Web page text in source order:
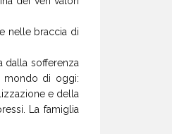
nelle braccia di
dalla sofferenza
mondo di oggi:
e della
La famiglia